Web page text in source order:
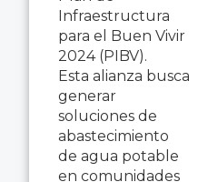
Infraestructura
para el Buen Vivir
2024 (PIBV).
Esta alianza busca
generar
soluciones de
abastecimiento
de agua potable
en comunidades